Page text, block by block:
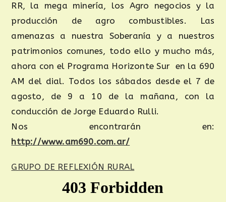
RR, la mega minería, los Agro negocios y la
producción de agro combustibles. Las
amenazas a nuestra Soberanía y a nuestros
patrimonios comunes, todo ello y mucho más,
ahora con el Programa Horizonte Sur en la 690
AM del dial. Todos los sábados desde el 7 de
agosto, de 9 a 10 de la mañana, con la
conducción de Jorge Eduardo Rulli.
Nos encontrarán en:
http://www.am690.com.ar/
GRUPO DE REFLEXIÓN RURAL